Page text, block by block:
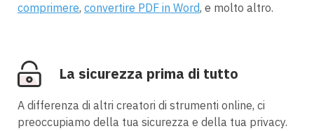
comprimere, convertire PDF in Word, e molto altro.
La sicurezza prima di tutto
A differenza di altri creatori di strumenti online, ci
preoccupiamo della tua sicurezza e della tua privacy.